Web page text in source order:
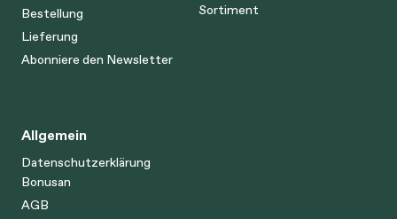
Bestellung
Lieferung
Abonniere den Newsletter
Sortiment
Allgemein
Datenschutzerklärung
Bonusan
AGB